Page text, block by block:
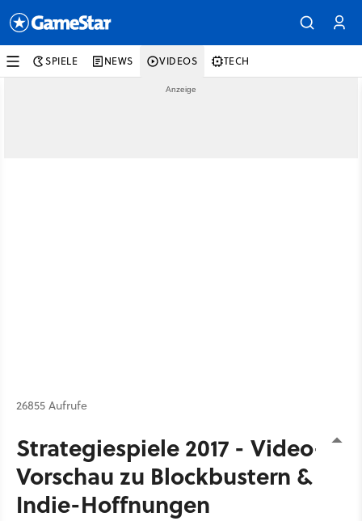
SPIELE NEWS VIDEOS TECH
26855 Aufrufe
Strategiespiele 2017 - Video-
Vorschau zu Blockbustern &
Indie-Hoffnungen